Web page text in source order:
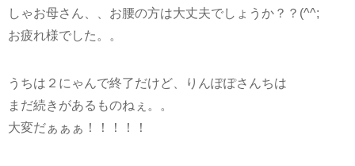
しゃお母さん、、お腰の方は大丈夫でしょうか？？(^^;
お疲れ様でした。。
うちは２にゃんで終了だけど、りんぽぽさんちは
まだ続きがあるものねぇ。。
大変だぁぁぁ！！！！！